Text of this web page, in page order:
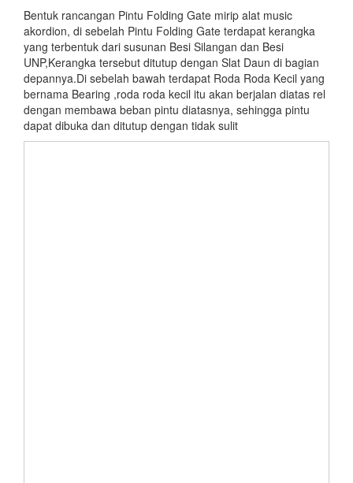
Bentuk rancangan Pintu Folding Gate mirip alat music
akordion, di sebelah Pintu Folding Gate terdapat kerangka
yang terbentuk dari susunan Besi Silangan dan Besi
UNP,Kerangka tersebut ditutup dengan Slat Daun di bagian
depannya.Di sebelah bawah terdapat Roda Roda Kecil yang
bernama Bearing ,roda roda kecil itu akan berjalan diatas rel
dengan membawa beban pintu diatasnya, sehingga pintu
dapat dibuka dan ditutup dengan tidak sulit